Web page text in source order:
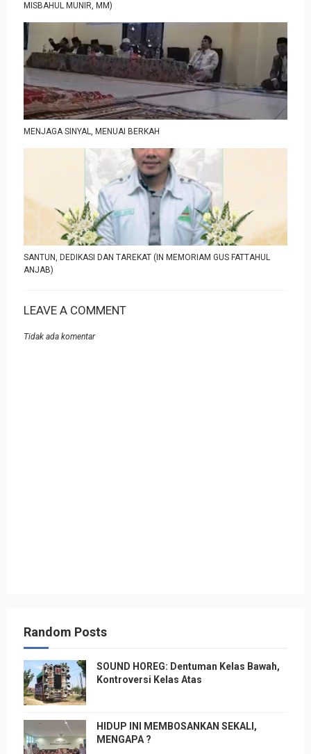
MISBAHUL MUNIR, MM)
MENJAGA SINYAL, MENUAI BERKAH
SANTUN, DEDIKASI DAN TAREKAT (IN MEMORIAM GUS FATTAHUL
ANJAB)
LEAVE A COMMENT
Tidak ada komentar
Random Posts
SOUND HOREG: Dentuman Kelas Bawah,
Kontroversi Kelas Atas
HIDUP INI MEMBOSANKAN SEKALI,
MENGAPA ?